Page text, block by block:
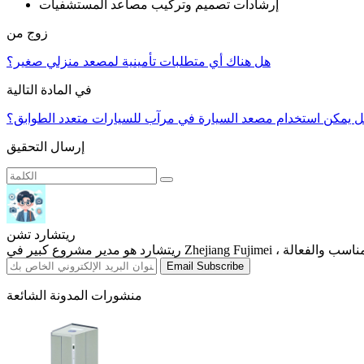
إرشادات تصميم وتركيب مصاعد المستشفيات
زوج من
هل هناك أي متطلبات تأمينية لمصعد منزلي صغير؟
في المادة التالية
يمكن استخدام مصعد السيارة في مرآب للسيارات متعدد الطوابق؟
إرسال التحقيق
ريتشارد تشن
Email Subscribe
منشورات المدونة الشائعة